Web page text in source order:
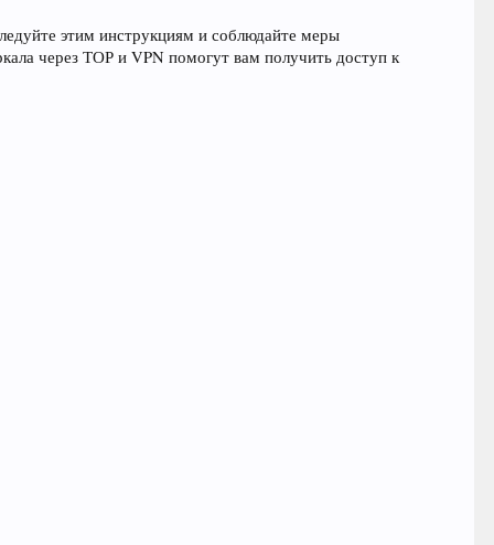
этим инструкциям и соблюдайте меры
через ТОР и VPN помогут вам получить доступ к